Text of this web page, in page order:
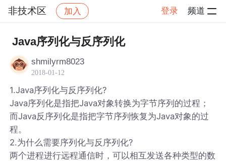
非技术区 加入 登录 频道
社区 非技术区 帖子详情
Java序列化与反序列化
shmilyrm8023
2018-01-12
1.Java序列化与反序列化?
Java序列化是指把Java对象转换为字节序列的过程；
而Java反序列化是指把字节序列恢复为Java对象的过
程。
2.为什么需要序列化与反序列化?
两个进程进行远程通信时，可以相互发送各种类型的数